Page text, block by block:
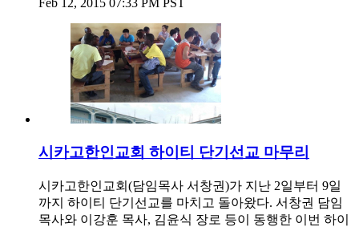
Feb 12, 2015 07:33 PM PST
시카고한인교회 하이티 단기선교 마무리
시카고한인교회(담임목사 서창권)가 지난 2일부터 9일
까지 하이티 단기선교를 마치고 돌아왔다. 서창권 담임
목사와 이강훈 목사, 김윤식 장로 등이 동행한 이번 하이